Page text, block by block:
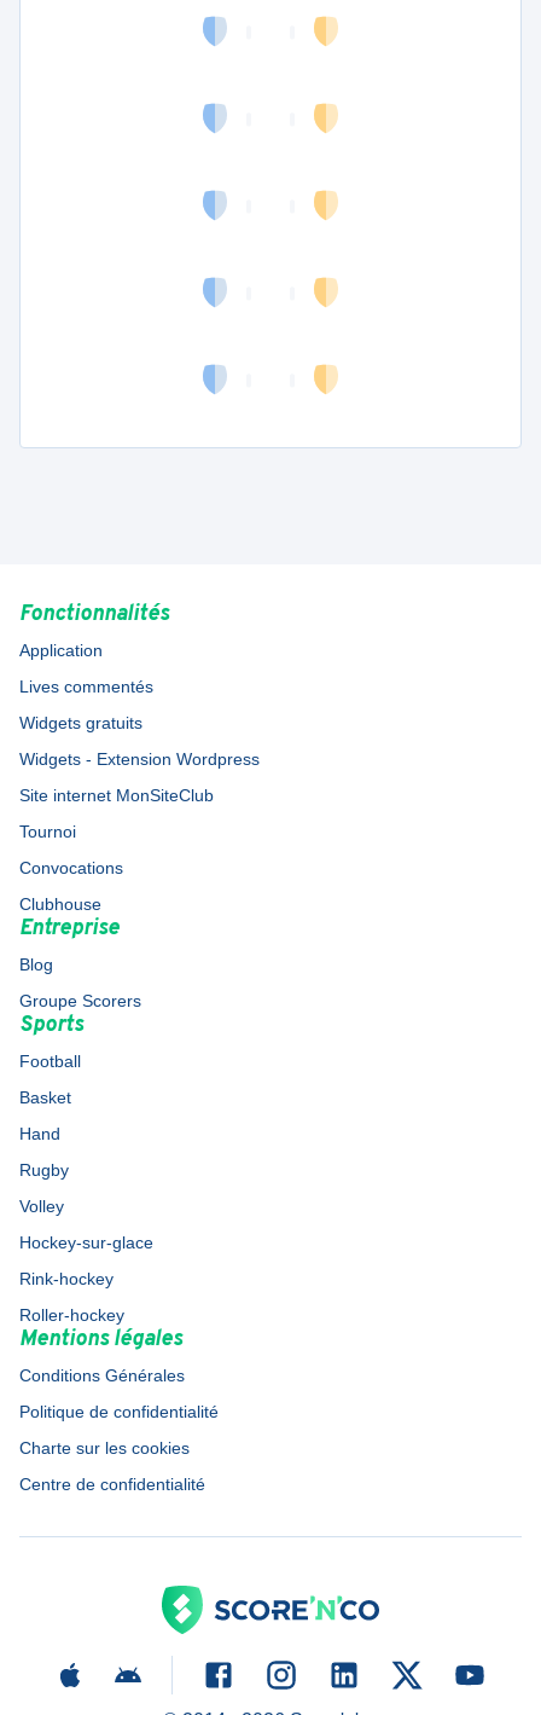
Fonctionnalités
Application
Lives commentés
Widgets gratuits
Widgets - Extension Wordpress
Site internet MonSiteClub
Tournoi
Convocations
Clubhouse
Entreprise
Blog
Groupe Scorers
Sports
Football
Basket
Hand
Rugby
Volley
Hockey-sur-glace
Rink-hockey
Roller-hockey
Mentions légales
Conditions Générales
Politique de confidentialité
Charte sur les cookies
Centre de confidentialité